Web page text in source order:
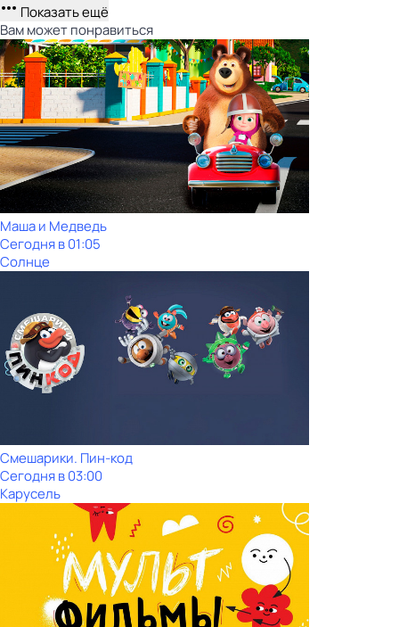
Показать ещё
Вам может понравиться
Маша и Медведь
Сегодня в 01:05
Солнце
Смешарики. Пин-код
Сегодня в 03:00
Карусель